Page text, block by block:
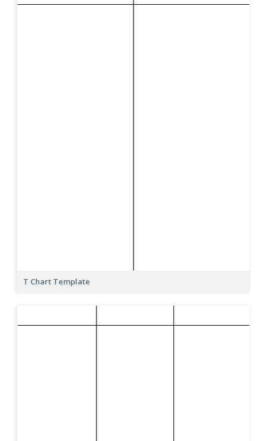
T Chart Template